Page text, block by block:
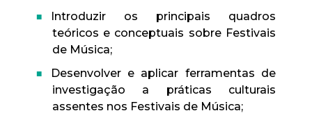
Introduzir os principais quadros
teóricos e conceptuais sobre Festivais
de Música;
Desenvolver e aplicar ferramentas de
investigação a práticas culturais
assentes nos Festivais de Música;